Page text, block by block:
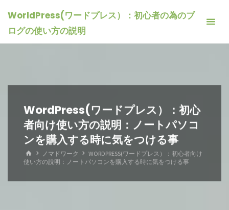
WorldPress(ワードプレス）：初心者の為のブ
ログの使い方の説明
WordPress(ワードプレス）：初心
者向け使い方の説明：ノートパソコ
ンを購入する時に気をつける事
ホ
ー
ノマドワーク
WORDPRESS(ワードプレス）：初心者向け
使い方の説明：ノートパソコンを購入する時に気をつける事